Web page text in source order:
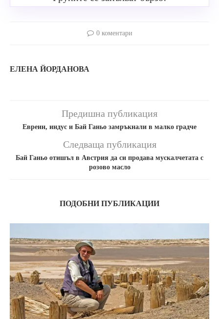
0 коментари
ЕЛЕНА ЙОРДАНОВА
Предишна публикация
Евреин, индус и Бай Ганьо замръкнали в малко градче
Следваща публикация
Бай Ганьо отишъл в Австрия да си продава мускалчетата с
розово масло
ПОДОБНИ ПУБЛИКАЦИИ